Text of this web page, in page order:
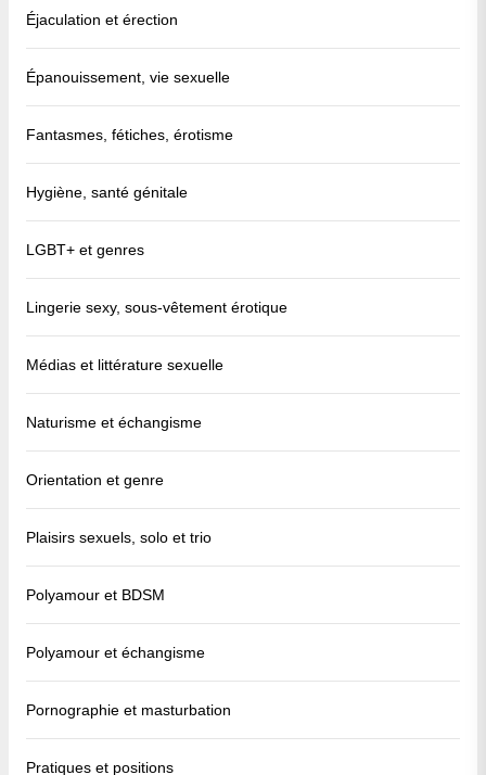
Éjaculation et érection
Épanouissement, vie sexuelle
Fantasmes, fétiches, érotisme
Hygiène, santé génitale
LGBT+ et genres
Lingerie sexy, sous-vêtement érotique
Médias et littérature sexuelle
Naturisme et échangisme
Orientation et genre
Plaisirs sexuels, solo et trio
Polyamour et BDSM
Polyamour et échangisme
Pornographie et masturbation
Pratiques et positions